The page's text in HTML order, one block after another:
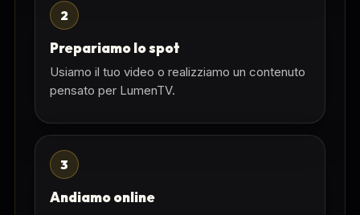
2
Prepariamo lo spot
Usiamo il tuo video o realizziamo un contenuto
pensato per LumenTV.
3
Andiamo online